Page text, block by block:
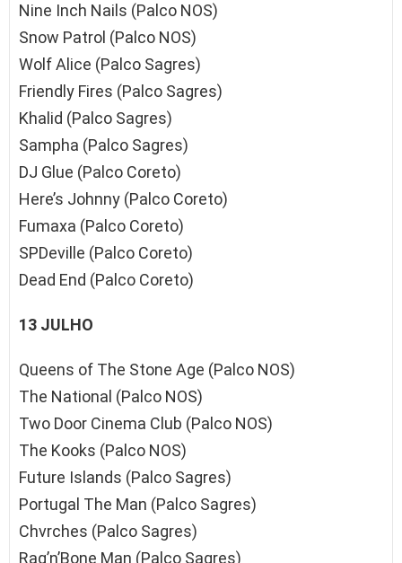
Nine Inch Nails (Palco NOS)
Snow Patrol (Palco NOS)
Wolf Alice (Palco Sagres)
Friendly Fires (Palco Sagres)
Khalid (Palco Sagres)
Sampha (Palco Sagres)
DJ Glue (Palco Coreto)
Here’s Johnny (Palco Coreto)
Fumaxa (Palco Coreto)
SPDeville (Palco Coreto)
Dead End (Palco Coreto)
13 JULHO
Queens of The Stone Age (Palco NOS)
The National (Palco NOS)
Two Door Cinema Club (Palco NOS)
The Kooks (Palco NOS)
Future Islands (Palco Sagres)
Portugal The Man (Palco Sagres)
Chvrches (Palco Sagres)
Rag’n’Bone Man (Palco Sagres)